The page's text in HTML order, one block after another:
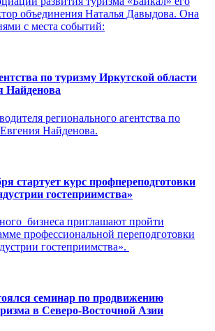
объединения Наталья Давыдова. Она
с места событий:
по туризму Иркутской области
Найденова
регионального агентства по
Найденова.
стартует курс профпереподготовки
гостеприимства»
бизнеса приглашают пройти
профессиональной переподготовки
гостеприимства».
семинар по продвижению
в Северо-Восточной Азии